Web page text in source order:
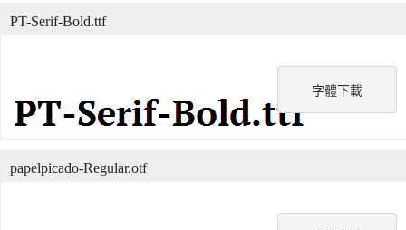
字體下載
PT-Serif-Bold.ttf
papelpicado-Regular.otf